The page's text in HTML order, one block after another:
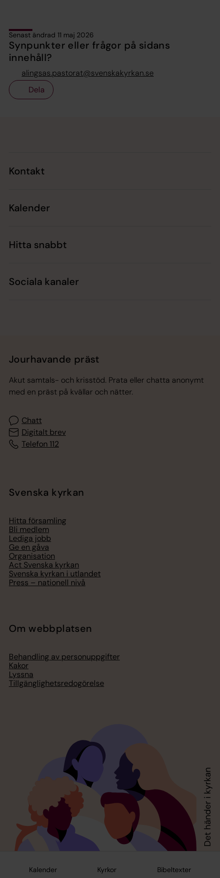
Kalender Kyrkor Bibeltexter
Senast ändrad 11 maj 2026
Synpunkter eller frågor på sidans
innehåll?
alingsas.pastorat@svenskakyrkan.se
Dela
Kontakt
Kalender
Hitta snabbt
Sociala kanaler
Jourhavande präst
Akut samtals- och krisstöd. Prata eller chatta anonymt
med en präst på kvällar och nätter.
Chatt
Digitalt brev
Telefon 112
Svenska kyrkan
Hitta församling
Bli medlem
Lediga jobb
Ge en gåva
Organisation
Act Svenska kyrkan
Svenska kyrkan i utlandet
Press – nationell nivå
Om webbplatsen
Behandling av personuppgifter
Kakor
Lyssna
Tillgänglighetsredogörelse